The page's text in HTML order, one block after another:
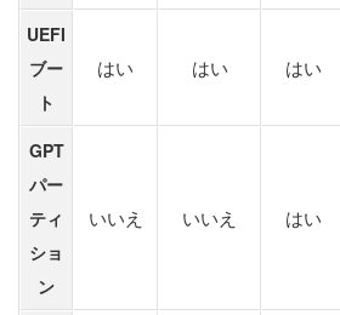
UEFI
ブー
ト
はい はい はい
GPT
パー
ティ
ショ
ン
いいえ いいえ はい